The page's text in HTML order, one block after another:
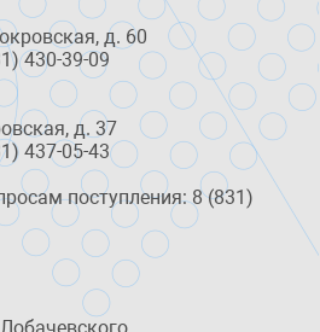
д. 60
430-39-09
д. 37
437-05-43
поступления: 8 (831)